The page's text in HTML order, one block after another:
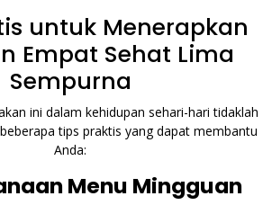
untuk Menerapkan
Empat Sehat Lima
Sempurna
ini dalam kehidupan sehari-hari tidaklah
tips praktis yang dapat membantu
Anda:
Menu Mingguan